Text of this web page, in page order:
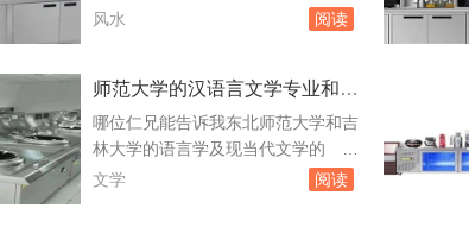
线451，，交通最低切线431，...
好不好，风水其时就是一门学问，家
和室内环境进行细致分析、观形察
势。一个好的家居风水摆设，可以使
室内气流通畅，给居住者带来好运。
那么居家风水摆设要注意哪十大禁
风水 阅读
师范大学的汉语言文学专业和吉
林师范大学的汉语言文学专业哪
个好
哪位仁兄能告诉我东北师范大学和吉
林大学的语言学及现当代文学的
关于东北师范大学和吉林大学的语言
文学 阅读